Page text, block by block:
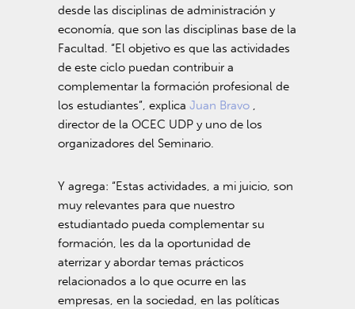
desde las disciplinas de administración y
economía, que son las disciplinas base de la
Facultad. “El objetivo es que las actividades
de este ciclo puedan contribuir a
complementar la formación profesional de
los estudiantes”, explicaJuan Bravo ,
director de la OCEC UDP y uno de los
organizadores del Seminario.
Y agrega: “Estas actividades, a mi juicio, son
muy relevantes para que nuestro
estudiantado pueda complementar su
formación, les da la oportunidad de
aterrizar y abordar temas prácticos
relacionados a lo que ocurre en las
empresas, en la sociedad, en las políticas